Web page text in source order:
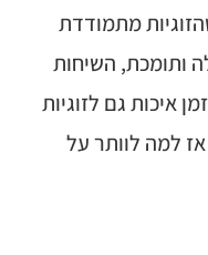
מתמודדת
ותומכת, השיחות
איכות גם לזוגיות
למה לוותר על